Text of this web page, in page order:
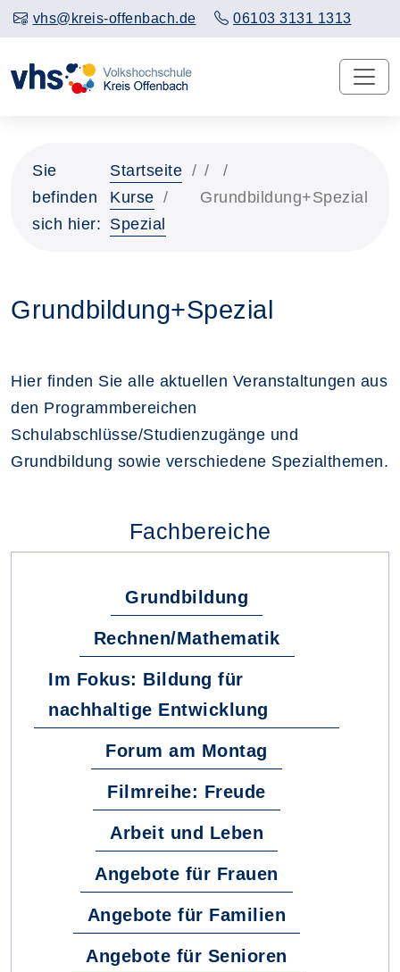
vhs@kreis-offenbach.de 06103 3131 1313
Sie
befinden
sich hier:
Startseite
Kurse
Spezial
Grundbildung+Spezial
Grundbildung+Spezial
Hier finden Sie alle aktuellen Veranstaltungen aus
den Programmbereichen
Schulabschlüsse/Studienzugänge und
Grundbildung sowie verschiedene Spezialthemen.
Fachbereiche
Grundbildung
Rechnen/Mathematik
Im Fokus: Bildung für
nachhaltige Entwicklung
Forum am Montag
Filmreihe: Freude
Arbeit und Leben
Angebote für Frauen
Angebote für Familien
Angebote für Senioren